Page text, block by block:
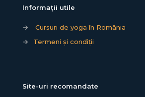
Informații utile
→
Cursuri de yoga în România
→
Termeni și condiții
Site-uri recomandate